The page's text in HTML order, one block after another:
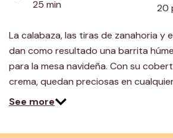
25 min 20
La calabaza, las tiras de zanahoria y
dan como resultado una barrita
para la mesa navideña. Con su
crema, quedan preciosas en
See more